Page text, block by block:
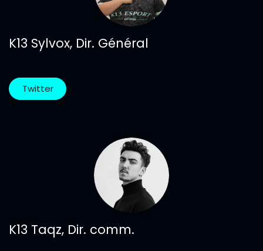
K13 Sylvox, Dir. Général
Twitter
K13 Taqz, Dir. comm.